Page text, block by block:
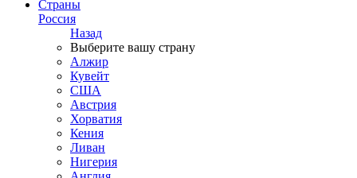
Страны
Россия
Назад
Выберите вашу страну
Алжир
Кувейт
США
Австрия
Хорватия
Кения
Ливан
Нигерия